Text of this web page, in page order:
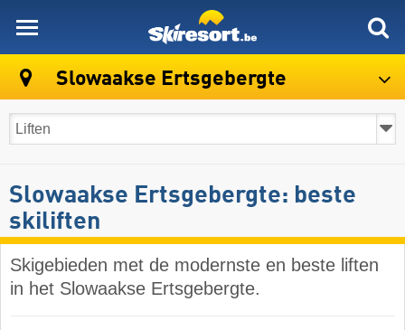
Slowaakse Ertsgebergte
Slowaakse Ertsgebergte: beste
skiliften
Skigebieden met de modernste en beste liften
in het Slowaakse Ertsgebergte.